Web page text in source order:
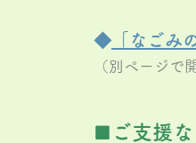
​◆ 「なごみ
（別ページで
ご支援